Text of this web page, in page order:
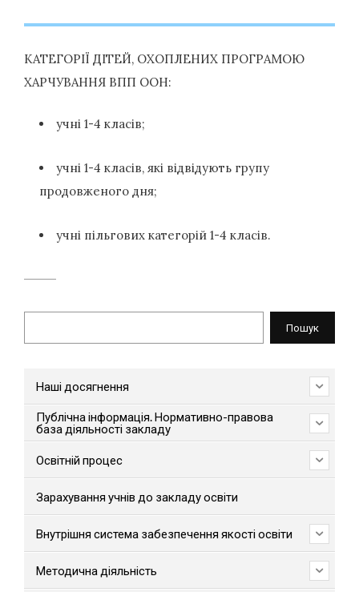
КАТЕГОРІЇ ДІТЕЙ, ОХОПЛЕНИХ ПРОГРАМОЮ
ХАРЧУВАННЯ ВПП ООН:
учні 1-4 класів;
учні 1-4 класів, які відвідують групу
продовженого дня;
учні пільгових категорій 1-4 класів.
Пошук
Наші досягнення
Публічна інформація. Нормативно-правова
база діяльності закладу
Освітній процес
Зарахування учнів до закладу освіти
Внутрішня система забезпечення якості освіти
Методична діяльність